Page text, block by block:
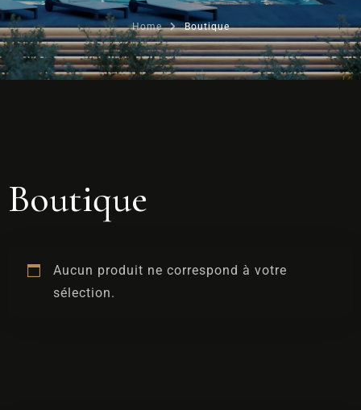
Contact
Home Boutique
Boutique
Aucun produit ne correspond à votre
sélection.